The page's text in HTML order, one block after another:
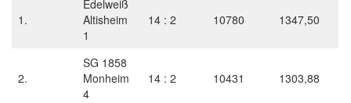
1.
Edelweiß
Altisheim
1
14 : 2 10780 1347,50
2.
SG 1858
Monheim
4
14 : 2 10431 1303,88